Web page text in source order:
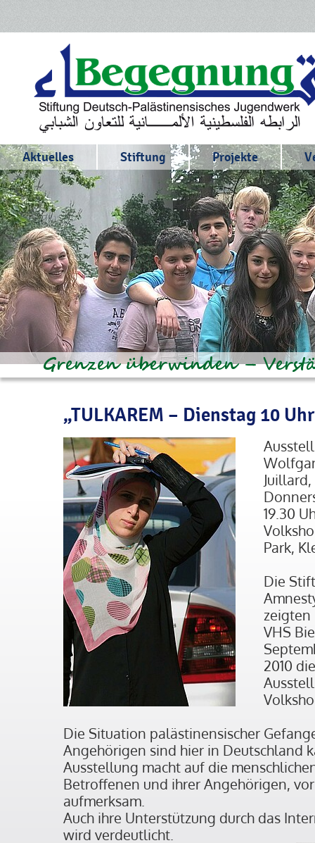
Aktuelles Stiftung Projekte
„TULKAREM – Dienstag 10
19.30
Park,
Die
VHS
2010
Die Situation palästinensischer
Angehörigen sind hier in Deutschland
Ausstellung macht auf die
Betroffenen und ihrer Angehörigen,
aufmerksam.
Auch ihre Unterstützung durch das
wird verdeutlicht.